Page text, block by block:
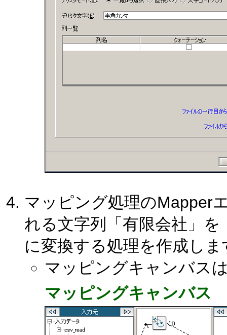
マッピング処理のMapper
れる文字列「有限会社」
に変換する処理を作成しま
マッピングキャンバス
マッピングキャンバス